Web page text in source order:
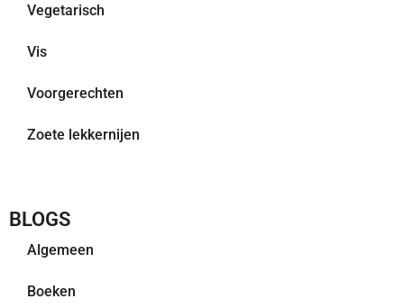
Vegetarisch
Vis
Voorgerechten
Zoete lekkernijen
BLOGS
Algemeen
Boeken